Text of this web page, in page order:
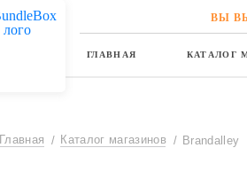
ВЫ
ГЛАВНАЯ КАТАЛОГ
Главная Каталог магазинов Brandalley